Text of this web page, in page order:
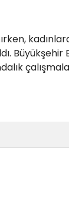
Büyükşehir